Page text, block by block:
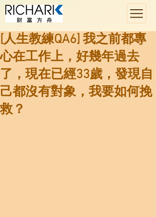
[人生教練QA6] 我之前都專
心在工作上，好幾年過去
了，現在已經33歲，發現自
己都沒有對象，我要如何挽
救？